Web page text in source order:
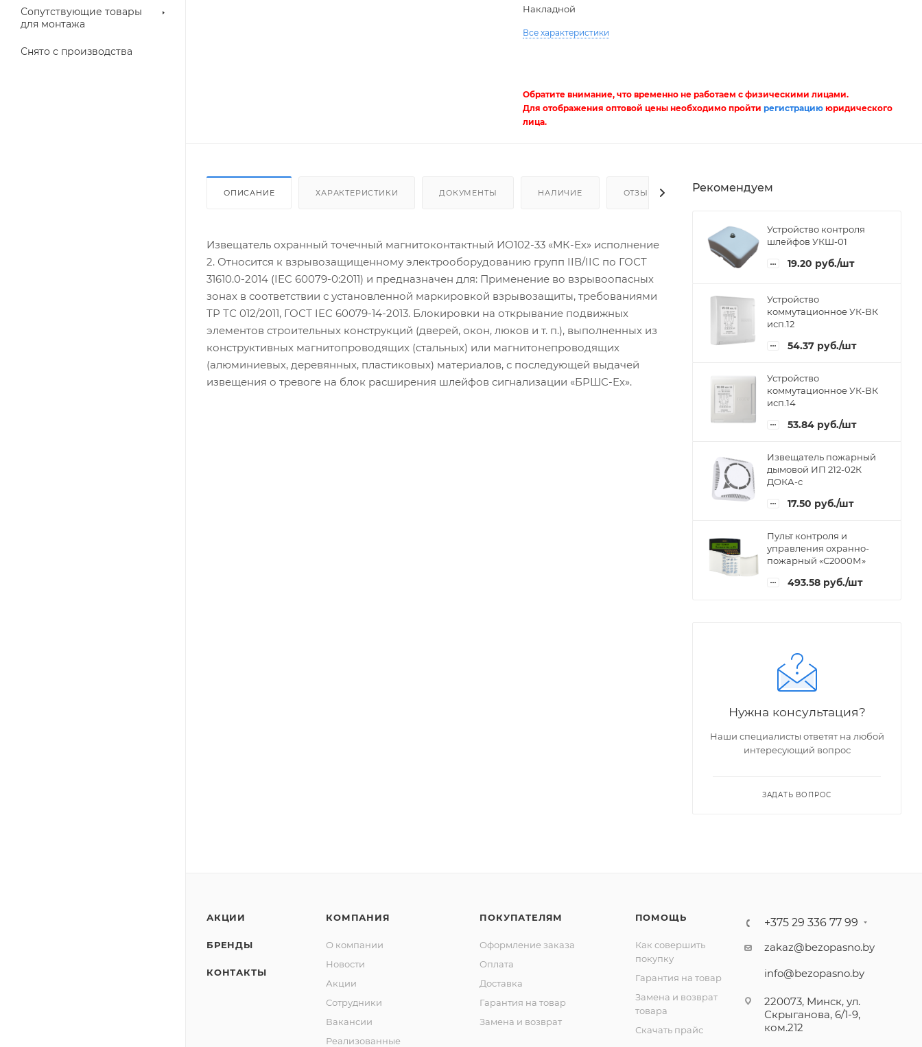
Сопутствующие товары
для монтажа
Снято с производства
Накладной
Все характеристики
Обратите внимание, что временно не работаем с физическими лицами.
Для отображения оптовой цены необходимо пройтирегистрацию юридического
лица.
ОПИСАНИЕ ХАРАКТЕРИСТИКИ ДОКУМЕНТЫ НАЛИЧИЕ ОТЗЫВЫ
Извещатель охранный точечный магнитоконтактный ИО102-33 «МК-Ех» исполнение
2. Относится к взрывозащищенному электрооборудованию групп IIВ/IIС по ГОСТ
31610.0-2014 (IEC 60079-0:2011) и предназначен для: Применение во взрывоопасных
зонах в соответствии с установленной маркировкой взрывозащиты, требованиями
ТР ТС 012/2011, ГОСТ IEC 60079-14-2013. Блокировки на открывание подвижных
элементов строительных конструкций (дверей, окон, люков и т. п.), выполненных из
конструктивных магнитопроводящих (стальных) или магнитонепроводящих
(алюминиевых, деревянных, пластиковых) материалов, с последующей выдачей
извещения о тревоге на блок расширения шлейфов сигнализации «БРШС-Ex».
Рекомендуем
Устройство контроля
шлейфов УКШ-01
19.20 руб./шт
Устройство
коммутационное УК-ВК
исп.12
54.37 руб./шт
Устройство
коммутационное УК-ВК
исп.14
53.84 руб./шт
Извещатель пожарный
дымовой ИП 212-02К
ДОКА-с
17.50 руб./шт
Пульт контроля и
управления охранно-
пожарный «С2000М»
493.58 руб./шт
Нужна консультация?
Наши специалисты ответят на любой
интересующий вопрос
ЗАДАТЬ ВОПРОС
АКЦИИ
БРЕНДЫ
КОНТАКТЫ
КОМПАНИЯ
О компании
Новости
Акции
Сотрудники
Вакансии
Реализованные
ПОКУПАТЕЛЯМ
Оформление заказа
Оплата
Доставка
Гарантия на товар
Замена и возврат
ПОМОЩЬ
Как совершить
покупку
Гарантия на товар
Замена и возврат
товара
Скачать прайс
+375 29 336 77 99
zakaz@bezopasno.by
info@bezopasno.by
220073, Минск, ул.
Скрыганова, 6/1-9,
ком.212